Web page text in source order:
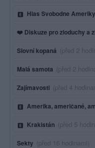
Hlas Svobodne Ameriky
❤️ Diskuze pro zloduchy a
Slovní kopaná Poslední
(před 2
Malá samota Poslední
(před 2
Zajímavosti Poslední
(před 4
Amerika, američané,
Krakistán Poslední
(před 5
Sekty Poslední aktivita:
(před 16 hodinami)